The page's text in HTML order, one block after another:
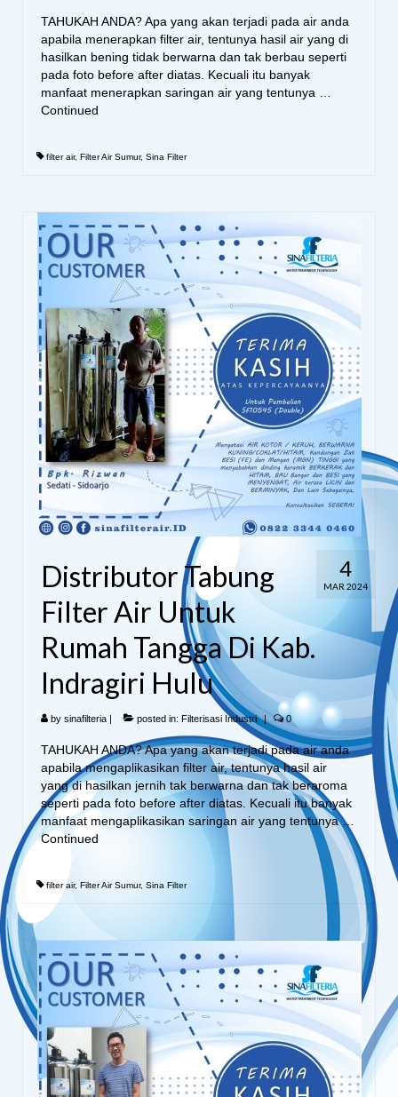
TAHUKAH ANDA? Apa yang akan terjadi pada air anda
apabila menerapkan filter air, tentunya hasil air yang di
hasilkan bening tidak berwarna dan tak berbau seperti
pada foto before after diatas. Kecuali itu banyak
manfaat menerapkan saringan air yang tentunya …
Continued
filter air, Filter Air Sumur, Sina Filter
4
MAR 2024
Distributor Tabung
Filter Air Untuk
Rumah Tangga Di Kab.
Indragiri Hulu
by sinafilteria | posted in: Filterisasi Industri | 0
TAHUKAH ANDA? Apa yang akan terjadi pada air anda
apabila mengaplikasikan filter air, tentunya hasil air
yang di hasilkan jernih tak berwarna dan tak beraroma
seperti pada foto before after diatas. Kecuali itu banyak
manfaat mengaplikasikan saringan air yang tentunya …
Continued
filter air, Filter Air Sumur, Sina Filter